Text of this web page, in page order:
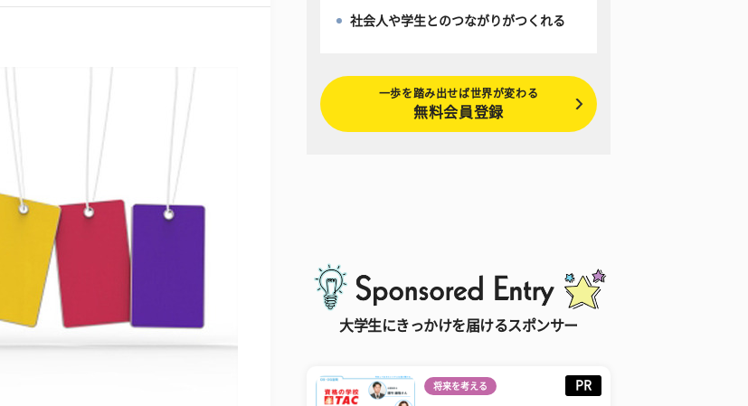
社会人や学生とのつながりがつくれる
一歩を踏み出せば世界が変わる
無料会員登録
大学生にきっかけを届けるスポンサー
将来を考える PR